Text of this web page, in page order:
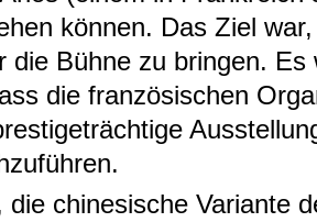
können. Das Ziel
die Bühne zu bringen.
die französischen
die chinesische Variante